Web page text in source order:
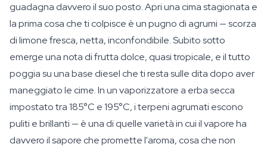
guadagna davvero il suo posto. Apri una cima stagionata e
la prima cosa che ti colpisce è un pugno di agrumi — scorza
di limone fresca, netta, inconfondibile. Subito sotto
emerge una nota di frutta dolce, quasi tropicale, e il tutto
poggia su una base diesel che ti resta sulle dita dopo aver
maneggiato le cime. In un vaporizzatore a erba secca
impostato tra 185°C e 195°C, i terpeni agrumati escono
puliti e brillanti — è una di quelle varietà in cui il vapore ha
davvero il sapore che promette l'aroma, cosa che non